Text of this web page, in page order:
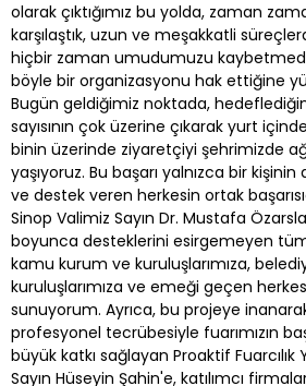
olarak çıktığımız bu yolda, zaman
karşılaştık, uzun ve meşakkatli
hiçbir zaman umudumuzu
böyle bir organizasyonu hak ettiğine
Bugün geldiğimiz noktada,
sayısının çok üzerine çıkarak yurt
binin üzerinde ziyaretçiyi şehrimizde
yaşıyoruz. Bu başarı yalnızca bir
ve destek veren herkesin ortak
Sinop Valimiz Sayın Dr. Mustafa
boyunca desteklerini esirgemeyen
kamu kurum ve kuruluşlarımıza,
kuruluşlarımıza ve emeği geçen
sunuyorum. Ayrıca, bu projeye
profesyonel tecrübesiyle fuarımızın
büyük katkı sağlayan Proaktif Fuarcılık
Sayın Hüseyin Şahin'e, katılımcı